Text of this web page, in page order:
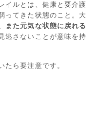
イルとは、健康と要介護
ってきた状態のこと。大
また元気な状態に戻れる
逃さないことが意味を持
たら要注意です。